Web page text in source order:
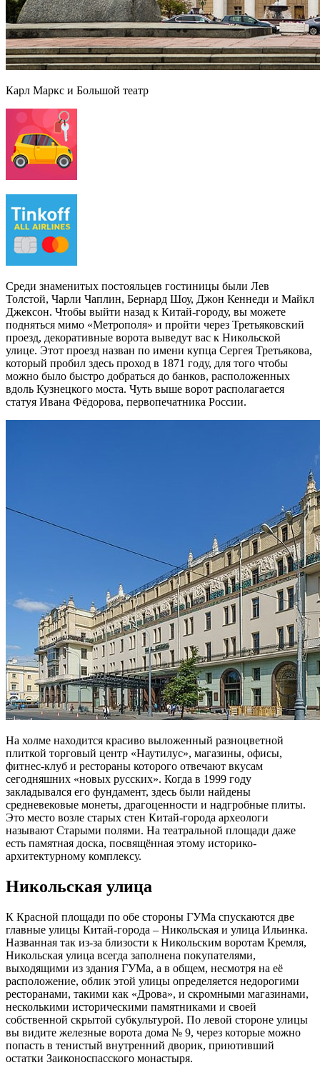
Карл Маркс и Большой театр
Среди знаменитых постояльцев гостиницы были Лев
Толстой, Чарли Чаплин, Бернард Шоу, Джон Кеннеди и Майкл
Джексон. Чтобы выйти назад к Китай-городу, вы можете
подняться мимо «Метрополя» и пройти через Третьяковский
проезд, декоративные ворота выведут вас к Никольской
улице. Этот проезд назван по имени купца Сергея Третьякова,
который пробил здесь проход в 1871 году, для того чтобы
можно было быстро добраться до банков, расположенных
вдоль Кузнецкого моста. Чуть выше ворот располагается
статуя Ивана Фёдорова, первопечатника России.
На холме находится красиво выложенный разноцветной
плиткой торговый центр «Наутилус», магазины, офисы,
фитнес-клуб и рестораны которого отвечают вкусам
сегодняшних «новых русских». Когда в 1999 году
закладывался его фундамент, здесь были найдены
средневековые монеты, драгоценности и надгробные плиты.
Это место возле старых стен Китай-города археологи
называют Старыми полями. На театральной площади даже
есть памятная доска, посвящённая этому историко-
архитектурному комплексу.
Никольская улица
К Красной площади по обе стороны ГУМа спускаются две
главные улицы Китай-города – Никольская и улица Ильинка.
Названная так из-за близости к Никольским воротам Кремля,
Никольская улица всегда заполнена покупателями,
выходящими из здания ГУМа, а в общем, несмотря на её
расположение, облик этой улицы определяется недорогими
ресторанами, такими как «Дрова», и скромными магазинами,
несколькими историческими памятниками и своей
собственной скрытой субкультурой. По левой стороне улицы
вы видите железные ворота дома № 9, через которые можно
попасть в тенистый внутренний дворик, приютивший
остатки Заиконоспасского монастыря.